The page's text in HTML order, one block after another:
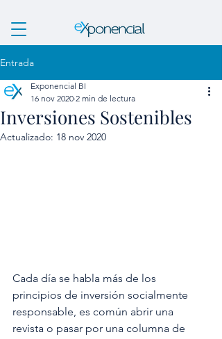
Entrada
Inversiones Sostenibles
Exponencial BI
16 nov 2020 2 min de lectura
Actualizado: 18 nov 2020
Cada día se habla más de los
principios de inversión socialmente
responsable, es común abrir una
revista o pasar por una columna de